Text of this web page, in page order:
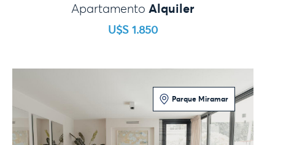
Apartamento Alquiler
U$S 1.850
Parque Miramar
2 Dormitorios